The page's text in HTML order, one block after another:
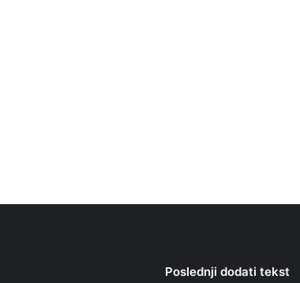
Poslednji dodati tekst